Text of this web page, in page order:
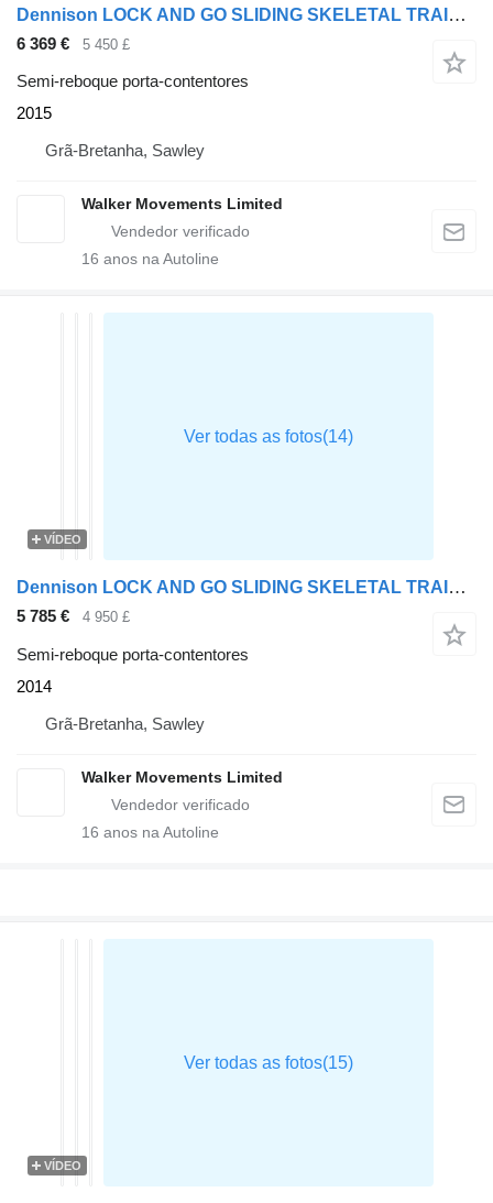
Dennison LOCK AND GO SLIDING SKELETAL TRAILER – 2015 – C405009
6 369 € 5 450 £
Semi-reboque porta-contentores
2015
Grã-Bretanha, Sawley
Walker Movements Limited
16 anos na Autoline
VÍDEO
Dennison LOCK AND GO SLIDING SKELETAL TRAILER – 2014 – C384551
5 785 € 4 950 £
Semi-reboque porta-contentores
2014
Grã-Bretanha, Sawley
Walker Movements Limited
16 anos na Autoline
VÍDEO